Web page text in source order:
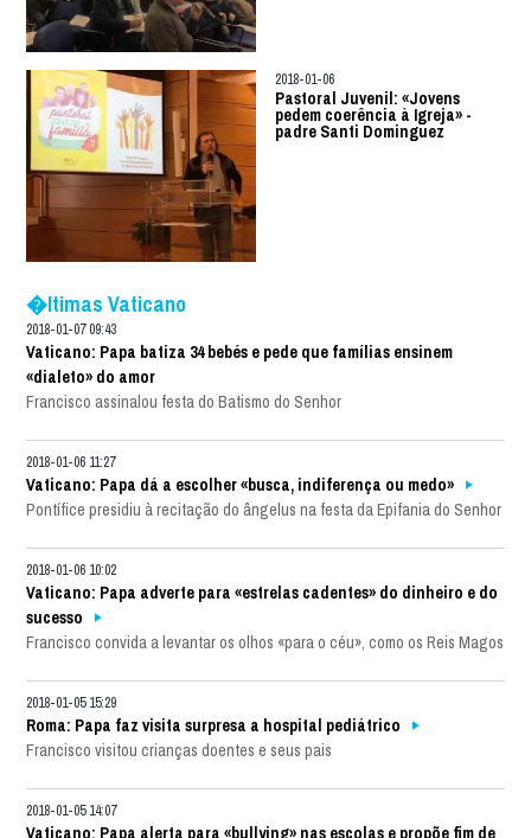
2018-01-06
Pastoral Juvenil: «Jovens
pedem coerência à Igreja» -
padre Santi Dominguez
�ltimas Vaticano
2018-01-07 09:43
Vaticano: Papa batiza 34 bebés e pede que famílias ensinem
«dialeto» do amor
Francisco assinalou festa do Batismo do Senhor
2018-01-06 11:27
Vaticano: Papa dá a escolher «busca, indiferença ou medo»
Pontífice presidiu à recitação do ângelus na festa da Epifania do Senhor
2018-01-06 10:02
Vaticano: Papa adverte para «estrelas cadentes» do dinheiro e do
sucesso
Francisco convida a levantar os olhos «para o céu», como os Reis Magos
2018-01-05 15:29
Roma: Papa faz visita surpresa a hospital pediátrico
Francisco visitou crianças doentes e seus pais
2018-01-05 14:07
Vaticano: Papa alerta para «bullying» nas escolas e propõe fim de